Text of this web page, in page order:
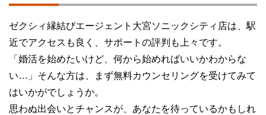
ゼクシィ縁結びエージェント大宮ソニックシティ店は、駅
近でアクセスも良く、サポートの評判も上々です。
「婚活を始めたいけど、何から始めればいいかわからな
い…」そんな方は、まず無料カウンセリングを受けてみて
はいかがでしょうか。
思わぬ出会いとチャンスが、あなたを待っているかもしれ